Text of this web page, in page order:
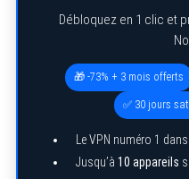
Débloquez en 1 clic et
🎁 -73% + 3 mois offerts
✅ 30 jours
Le VPN numéro 1
Jusqu’à 10 appareils